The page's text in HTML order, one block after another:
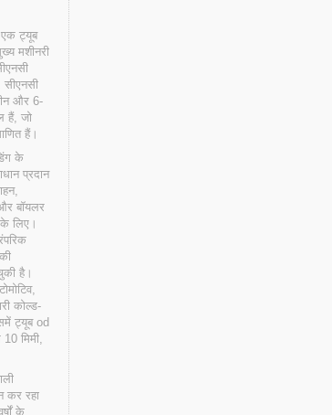
एक ट्यूब
मशीनरी
और 6-
हैं, जो
हैं।
के
प्रदान
बॉयलर
लिए।
है।
कोल्ड-
ट्यूब od
मिमी,
कर रहा
के